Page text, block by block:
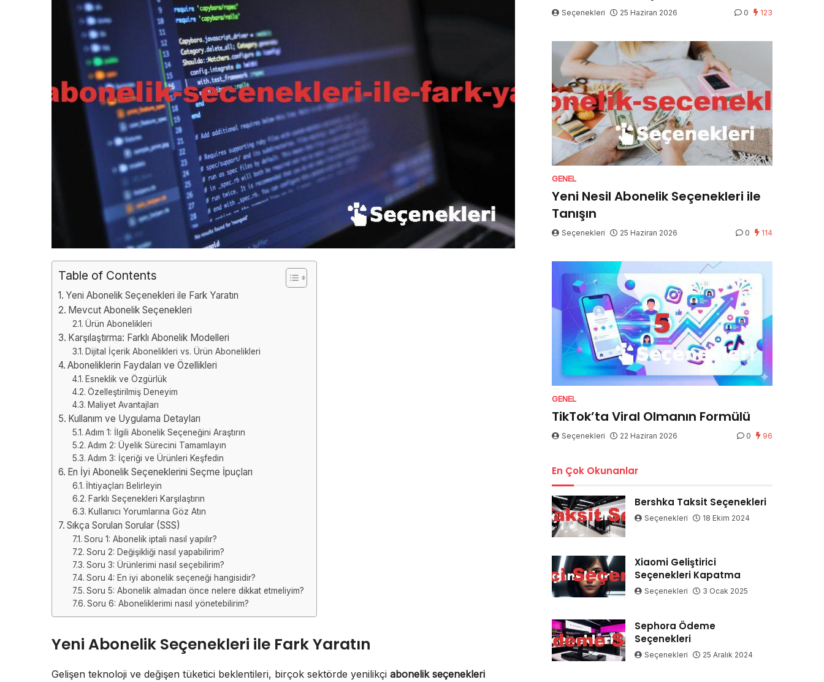
Table of Contents
Yeni Abonelik Seçenekleri ile Fark Yaratın
Mevcut Abonelik Seçenekleri
Ürün Abonelikleri
Karşılaştırma: Farklı Abonelik Modelleri
Dijital İçerik Abonelikleri vs. Ürün Abonelikleri
Aboneliklerin Faydaları ve Özellikleri
Esneklik ve Özgürlük
Özelleştirilmiş Deneyim
Maliyet Avantajları
Kullanım ve Uygulama Detayları
Adım 1: İlgili Abonelik Seçeneğini Araştırın
Adım 2: Üyelik Sürecini Tamamlayın
Adım 3: İçeriği ve Ürünleri Keşfedin
En İyi Abonelik Seçeneklerini Seçme İpuçları
İhtiyaçları Belirleyin
Farklı Seçenekleri Karşılaştırın
Kullanıcı Yorumlarına Göz Atın
Sıkça Sorulan Sorular (SSS)
Soru 1: Abonelik iptali nasıl yapılır?
Soru 2: Değişikliği nasıl yapabilirim?
Soru 3: Ürünlerimi nasıl seçebilirim?
Soru 4: En iyi abonelik seçeneği hangisidir?
Soru 5: Abonelik almadan önce nelere dikkat etmeliyim?
Soru 6: Aboneliklerimi nasıl yönetebilirim?
Yeni Abonelik Seçenekleri ile Fark Yaratın
Gelişen teknoloji ve değişen tüketici beklentileri, birçok sektörde yenilikçi abonelik seçenekleri
Seçenekleri 25 Haziran 2026 0 123
GENEL
Yeni Nesil Abonelik Seçenekleri ile
Tanışın
Seçenekleri 25 Haziran 2026 0 114
GENEL
TikTok’ta Viral Olmanın Formülü
Seçenekleri 22 Haziran 2026 0 96
En Çok Okunanlar
Bershka Taksit Seçenekleri
Seçenekleri 18 Ekim 2024
Xiaomi Geliştirici
Seçenekleri Kapatma
Seçenekleri 3 Ocak 2025
Sephora Ödeme
Seçenekleri
Seçenekleri 25 Aralık 2024